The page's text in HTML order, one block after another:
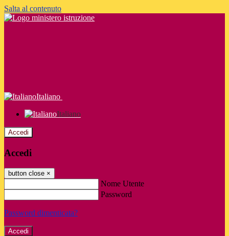
Salta al contenuto
Italiano
Italiano
Accedi
Accedi
button close ×
Nome Utente
Password
Password dimenticata?